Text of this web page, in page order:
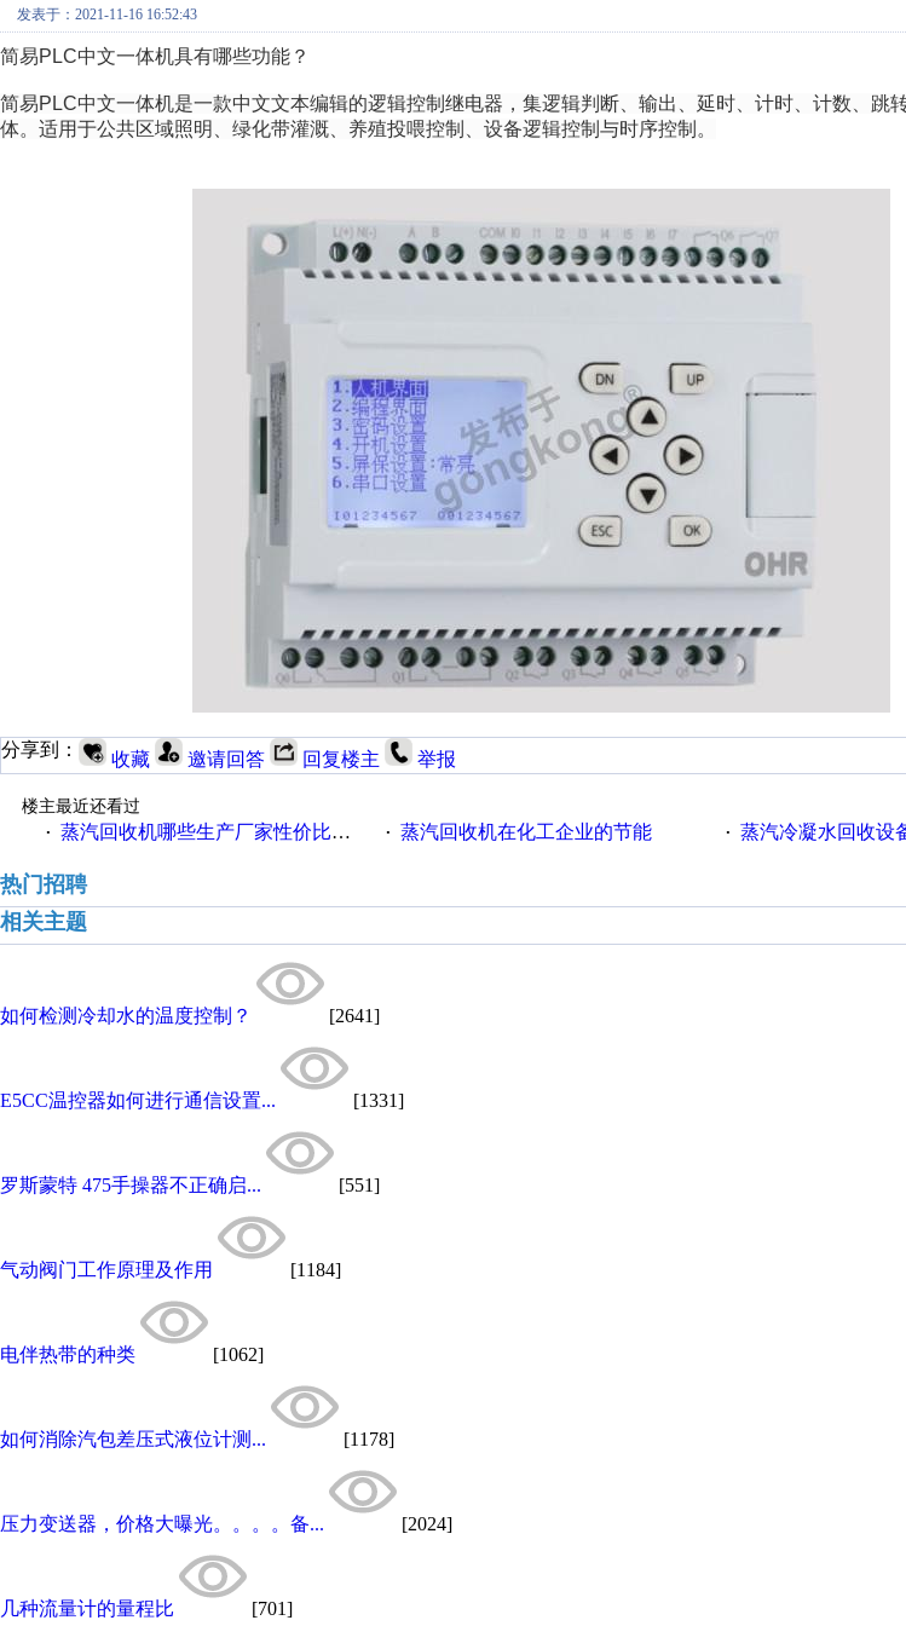
发表于：2021-11-16 16:52:43
简易PLC中文一体机具有哪些功能？
简易PLC中文一体机是一款中文文本编辑的逻辑控制继电器，集逻辑判断、输出、延时、计时、计数、跳
体。适用于公共区域照明、绿化带灌溉、养殖投喂控制、设备逻辑控制与时序控制。
分享到： 收藏 邀请回答 回复楼主 举报
楼主最近还看过
· 蒸汽回收机哪些生产厂家性价比高一些 · 蒸汽回收机在化工企业的节能 · 蒸汽冷凝水回收设备在回
热门招聘
相关主题
如何检测冷却水的温度控制？ [2641]
E5CC温控器如何进行通信设置... [1331]
罗斯蒙特 475手操器不正确启... [551]
气动阀门工作原理及作用 [1184]
电伴热带的种类 [1062]
如何消除汽包差压式液位计测... [1178]
压力变送器，价格大曝光。。。。备... [2024]
几种流量计的量程比 [701]